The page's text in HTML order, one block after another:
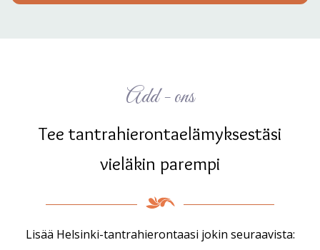
Add - ons
Tee tantrahierontaelämyksestäsi
vieläkin parempi
Lisää Helsinki-tantrahierontaasi jokin seuraavista: